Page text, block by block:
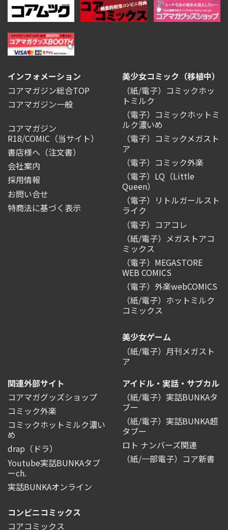
インフォメーション
コアマガジン総合TOP
コアマガジン一般
コアマガジン
R18/COMIC （当サイト）
書店様へ（注文書）
会社案内
採用情報
お問い合せ
特商法に基づく表示
美少女コミック（移植中）
（紙/電子）コミックホッ
トミルク
（電子）コミックホットミ
ルク濃いめ
（電子）コミックメガスト
ア
（電子）コミック外楽
（電子）LQ（Little
Queen）
（電子）リトルガールスト
ライク
（電子）コアコレ
（紙/電子）メガストアコ
ミックス
（電子）MEGASTORE
WEB COMICS
（電子）外楽webCOMICS
（紙/電子）ホットミルク
コミックス
美少女ゲーム
（紙/電子）月刊メガスト
ア
関連外部サイト
コアマガグッズショップ
コミック外楽
コミックホットミルク濃い
め
drap（ドラ）
Youtube実話BUNKAタブ
ーch.
実話BUNKAオンライン
アイドル・実話・サブカル
（紙/電子）実話BUNKAタ
ブー
（紙/電子）実話BUNKA超
タブー
ロト ナンバーズ関連
（紙/一部電子）コア新書
コンビニコミックス
コアコミックス